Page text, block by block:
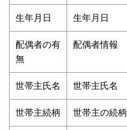
生年月日 生年月日
配偶者の有
無
配偶者情報
世帯主氏名 世帯主氏名
世帯主続柄 世帯主の続柄